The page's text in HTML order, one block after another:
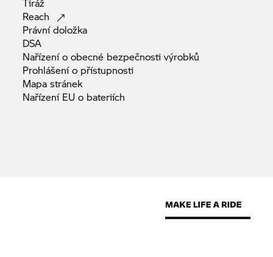
Tiráž
Reach
Právnídoložka
DSA
Nařízení o obecné bezpečnostivýrobků
Prohlášení o přístupnosti
Mapastránek
Nařízení EU o bateriích